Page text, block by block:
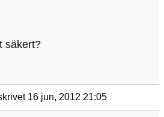
säkert?
16 jun, 2012 21:05